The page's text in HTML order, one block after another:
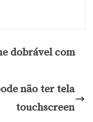
dobrável com
não ter tela
touchscreen